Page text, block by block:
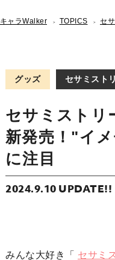
キャラWalker TOPICS セ
グッズ セサミスト
セサミストリ
新発売！"イ
に注目
2024.9.10 UPDATE!!
みんな大好き「 セサミ